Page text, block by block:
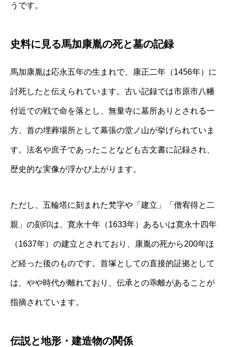
うです。
史料に見る馬加康胤の死と墓の記録
馬加康胤は応永五年の生まれで、康正二年（1456年）に
討死したと伝えられています。古い記録では市原市八幡
付近での戦で命を落とし、無量寺に墓所ありとされる一
方、首の埋葬場所として幕張の堂ノ山が挙げられていま
す。法名や庶子であったことなども古文書に記録され、
歴史的な実像が浮かび上がります。
ただし、五輪塔に刻まれた梵字や「建立」「僧宥得と二
親」の刻印は、寛永十年（1633年）あるいは寛永十四年
（1637年）の建立とされており、康胤の死から200年ほ
ど経った後のものです。首塚としての直接的証拠として
は、やや時代が離れており、伝承との乖離があることが
指摘されています。
伝説と地形・建造物の関係